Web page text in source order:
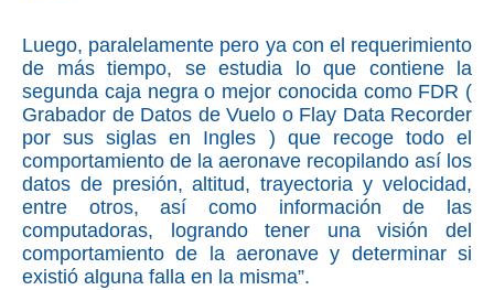
Luego, paralelamente pero ya con el requerimiento
de más tiempo, se estudia lo que contiene la
segunda caja negra o mejor conocida como FDR (
Grabador de Datos de Vuelo o Flay Data Recorder
por sus siglas en Ingles ) que recoge todo el
comportamiento de la aeronave recopilando así los
datos de presión, altitud, trayectoria y velocidad,
entre otros, así como información de las
computadoras, logrando tener una visión del
comportamiento de la aeronave y determinar si
existió alguna falla en la misma”.